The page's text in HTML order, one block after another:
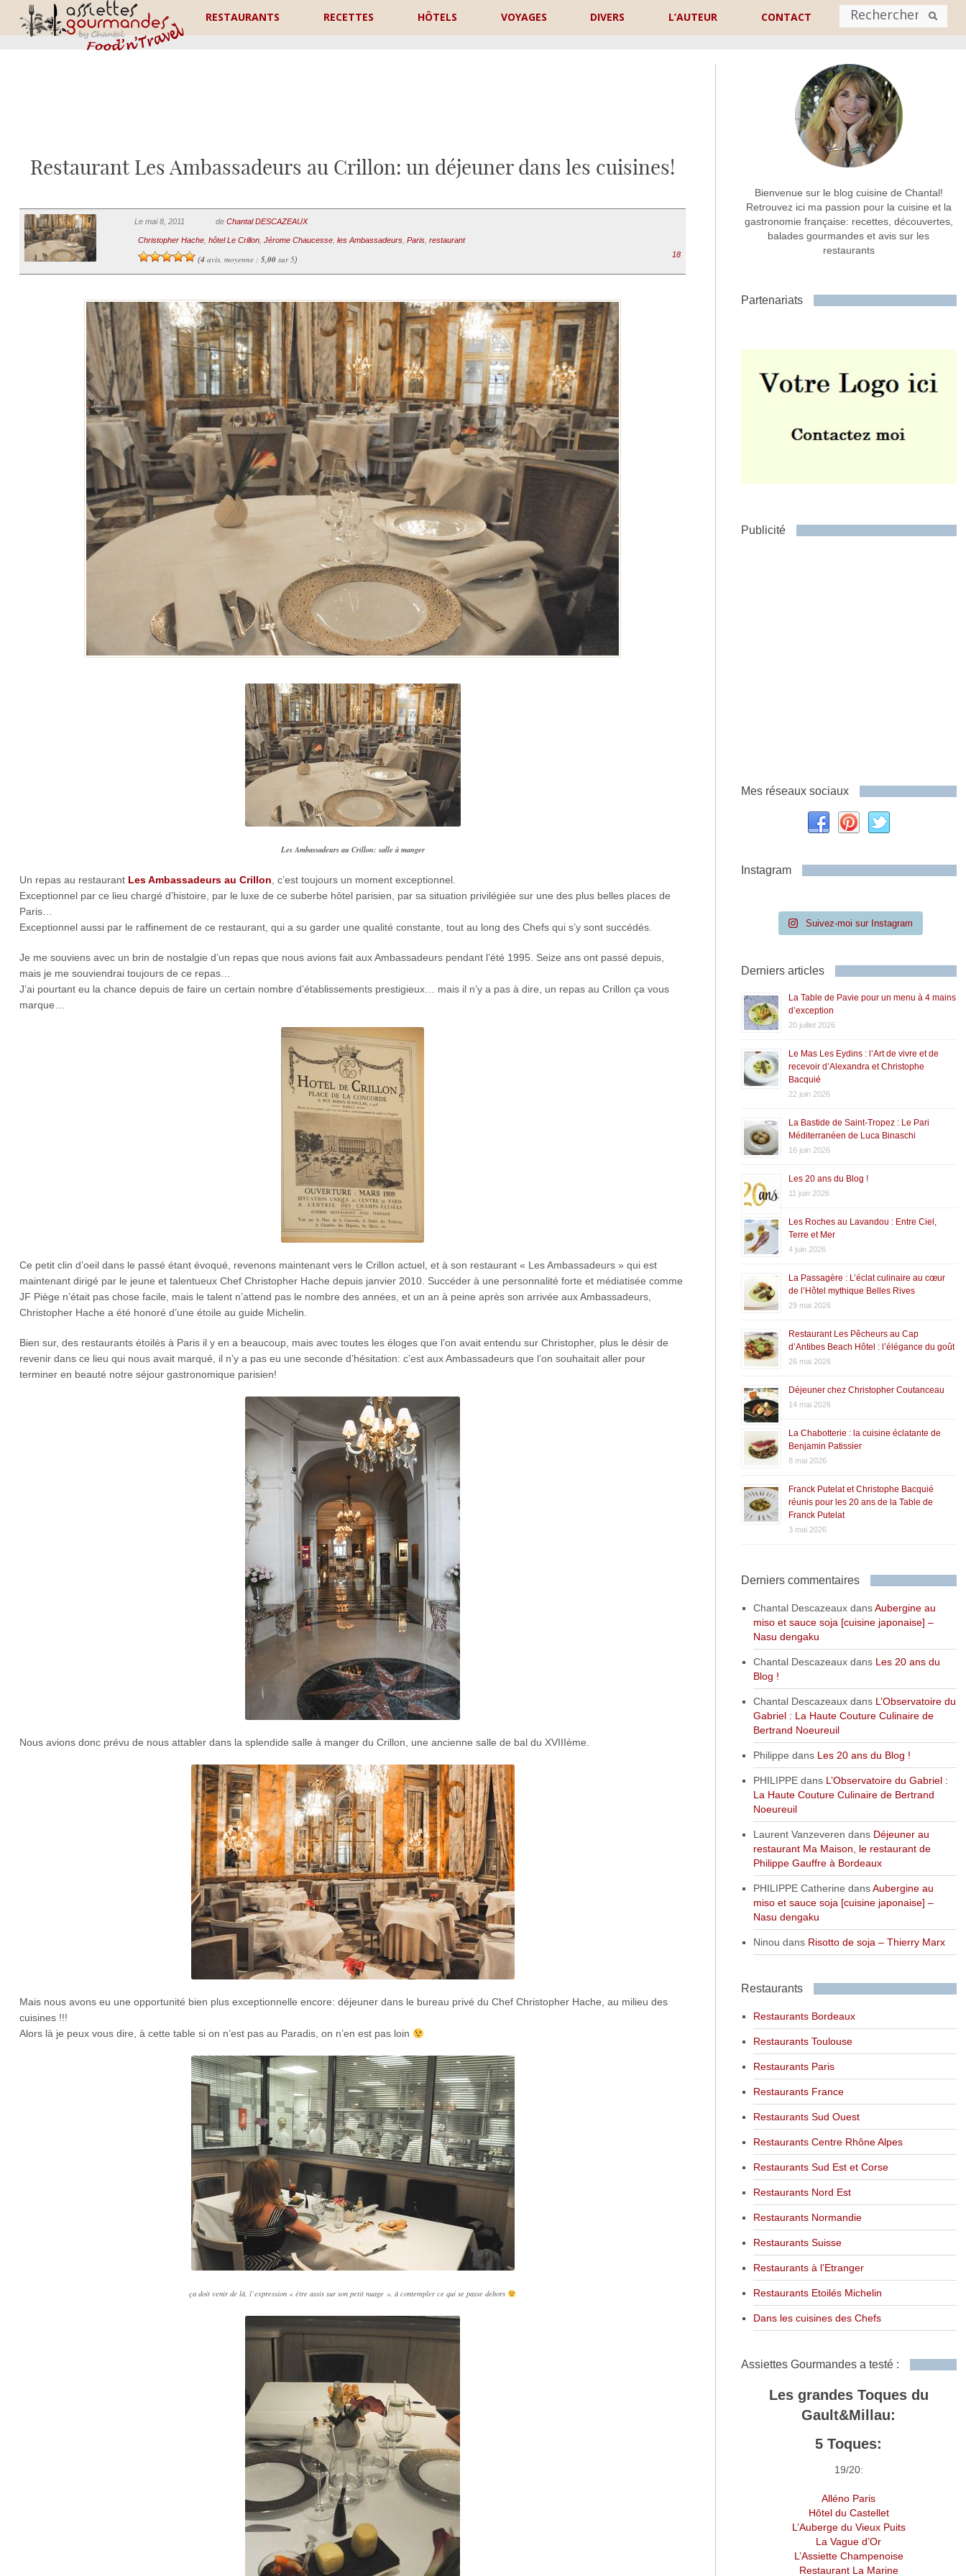
RESTAURANTS RECETTES HÔTELS VOYAGES DIVERS L’AUTEUR CONTACT
Nom
Adresse de contact
Commentaire ou message *
Restaurant Les Ambassadeurs au Crillon: un déjeuner dans les cuisines!
Le mai 8, 2011 de Chantal DESCAZEAUX
Christopher Hache, hôtel Le Crillon, Jérome Chaucesse, les Ambassadeurs, Paris, restaurant
(4avis, moyenne : 5,00sur 5)
18
Les Ambassadeurs au Crillon: salle à manger
Un repas au restaurant Les Ambassadeurs au Crillon, c’est toujours un moment exceptionnel.
Exceptionnel par ce lieu chargé d’histoire, par le luxe de ce suberbe hôtel parisien, par sa situation privilégiée sur une des plus belles places de
Paris…
Exceptionnel aussi par le raffinement de ce restaurant, qui a su garder une qualité constante, tout au long des Chefs qui s’y sont succédés.
Je me souviens avec un brin de nostalgie d’un repas que nous avions fait aux Ambassadeurs pendant l’été 1995. Seize ans ont passé depuis,
mais je me souviendrai toujours de ce repas…
J’ai pourtant eu la chance depuis de faire un certain nombre d’établissements prestigieux… mais il n’y a pas à dire, un repas au Crillon ça vous
marque…
Ce petit clin d’oeil dans le passé étant évoqué, revenons maintenant vers le Crillon actuel, et à son restaurant « Les Ambassadeurs » qui est
maintenant dirigé par le jeune et talentueux Chef Christopher Hache depuis janvier 2010. Succéder à une personnalité forte et médiatisée comme
JF Piège n’était pas chose facile, mais le talent n’attend pas le nombre des années, et un an à peine après son arrivée aux Ambassadeurs,
Christopher Hache a été honoré d’une étoile au guide Michelin.
Bien sur, des restaurants étoilés à Paris il y en a beaucoup, mais avec toutes les éloges que l’on avait entendu sur Christopher, plus le désir de
revenir dans ce lieu qui nous avait marqué, il n’y a pas eu une seconde d’hésitation: c’est aux Ambassadeurs que l’on souhaitait aller pour
terminer en beauté notre séjour gastronomique parisien!
Nous avions donc prévu de nous attabler dans la splendide salle à manger du Crillon, une ancienne salle de bal du XVIIIème.
Mais nous avons eu une opportunité bien plus exceptionnelle encore: déjeuner dans le bureau privé du Chef Christopher Hache, au milieu des
cuisines !!!
Alors là je peux vous dire, à cette table si on n’est pas au Paradis, on n’en est pas loin
ça doit venir de là, l’expression « être assis sur son petit nuage », à contempler ce qui se passe dehors
Bienvenue sur le blog cuisine de Chantal!
Retrouvez ici ma passion pour la cuisine et la
gastronomie française: recettes, découvertes,
balades gourmandes et avis sur les
restaurants
Partenariats
Publicité
Mes réseaux sociaux
Instagram
Suivez-moi sur Instagram
Derniers articles
La Table de Pavie pour un menu à 4 mains
d’exception
20 juillet 2026
Le Mas Les Eydins : l’Art de vivre et de
recevoir d’Alexandra et Christophe
Bacquié
22 juin 2026
La Bastide de Saint-Tropez : Le Pari
Méditerranéen de Luca Binaschi
16 juin 2026
Les 20 ans du Blog !
11 juin 2026
Les Roches au Lavandou : Entre Ciel,
Terre et Mer
4 juin 2026
La Passagère : L’éclat culinaire au cœur
de l’Hôtel mythique Belles Rives
29 mai 2026
Restaurant Les Pêcheurs au Cap
d’Antibes Beach Hôtel : l’élégance du goût
26 mai 2026
Déjeuner chez Christopher Coutanceau
14 mai 2026
La Chabotterie : la cuisine éclatante de
Benjamin Patissier
8 mai 2026
Franck Putelat et Christophe Bacquié
réunis pour les 20 ans de la Table de
Franck Putelat
3 mai 2026
Derniers commentaires
Chantal DescazeauxdansAubergine au
miso et sauce soja [cuisine japonaise] –
Nasu dengaku
Chantal Descazeauxdans Les 20 ans du
Blog !
Chantal Descazeauxdans L’Observatoire du
Gabriel : La Haute Couture Culinaire de
Bertrand Noeureuil
Philippe dans Les 20 ans du Blog !
PHILIPPEdans L’Observatoire du Gabriel :
La Haute Couture Culinaire de Bertrand
Noeureuil
Laurent Vanzeveren dans Déjeuner au
restaurant Ma Maison, le restaurant de
Philippe Gauffre à Bordeaux
PHILIPPE Catherine dansAubergine au
miso et sauce soja [cuisine japonaise] –
Nasu dengaku
Ninou dans Risotto de soja – Thierry Marx
Restaurants
Restaurants Bordeaux
Restaurants Toulouse
Restaurants Paris
Restaurants France
Restaurants Sud Ouest
Restaurants Centre Rhône Alpes
Restaurants Sud Est et Corse
Restaurants Nord Est
Restaurants Normandie
Restaurants Suisse
Restaurants à l’Etranger
Restaurants Etoilés Michelin
Dans les cuisines des Chefs
Assiettes Gourmandes a testé :
Les grandes Toques du
Gault&Millau:
5 Toques:
19/20:
Alléno Paris
Hôtel du Castellet
L’Auberge du Vieux Puits
La Vague d’Or
L’Assiette Champenoise
Restaurant La Marine